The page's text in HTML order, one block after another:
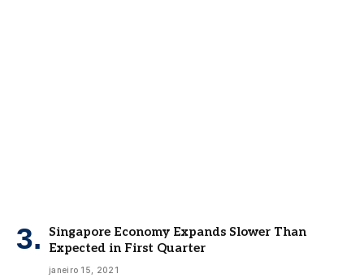
Singapore Economy Expands Slower Than
Expected in First Quarter
janeiro 15, 2021